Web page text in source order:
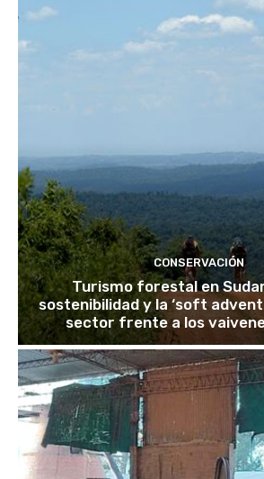
CONSERVACIÓN
Turismo forestal en
sostenibilidad y la ‘soft
sector frente a los